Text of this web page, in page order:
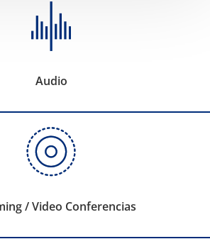
Audio
/ Video Conferencias